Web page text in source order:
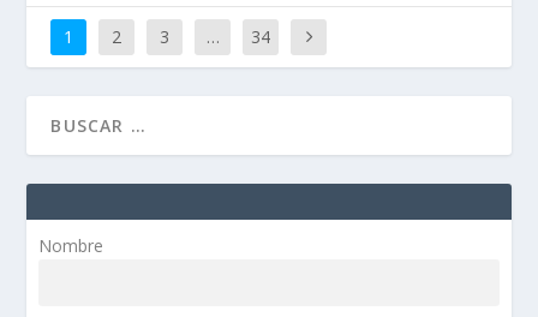
1 2 3 … 34
Nombre